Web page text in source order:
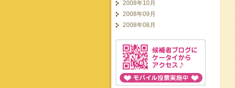
2008年10月
2008年09月
2008年08月